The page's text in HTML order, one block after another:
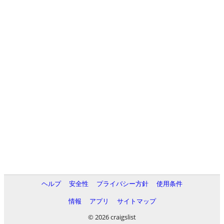
ヘルプ 安全性 プライバシー方針
使用条件
情報
アプリ
サイトマップ
© 2026 craigslist